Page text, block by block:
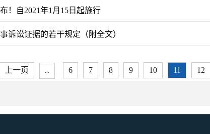
！自2021年1月15日起施行
诉讼证据的若干规定（附全文）
上一页 ... 6 7 8 9 10 11 12